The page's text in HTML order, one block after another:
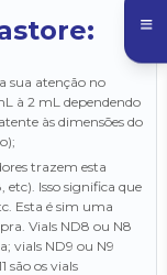
à 2 mL dependendo
às dimensões do
etc). Isso significa que
Esta é sim uma
Vials ND8 ou N8
vials ND9 ou N9
são os vials